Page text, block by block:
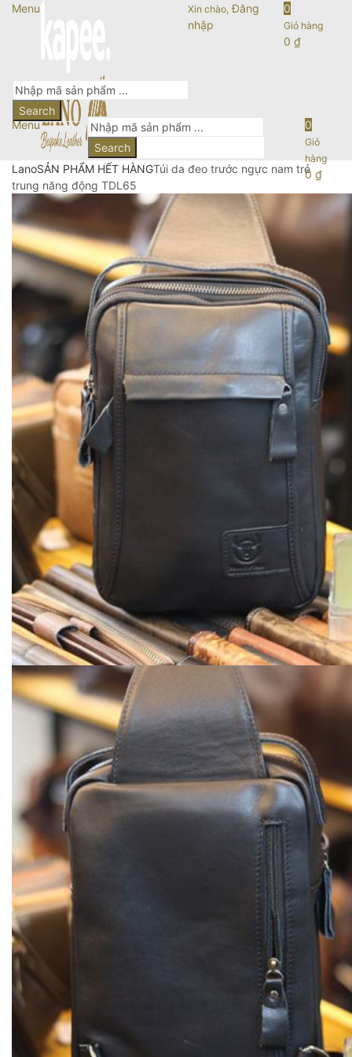
Menu Xin chào, Đăng
nhập
0
Giỏ hàng
0 ₫
Search
Menu
Search
0
Giỏ
hàng
0₫
LanoSẢN PHẨM HẾT HÀNGTúi da đeo trước ngực nam trẻ
trung năng động TDL65